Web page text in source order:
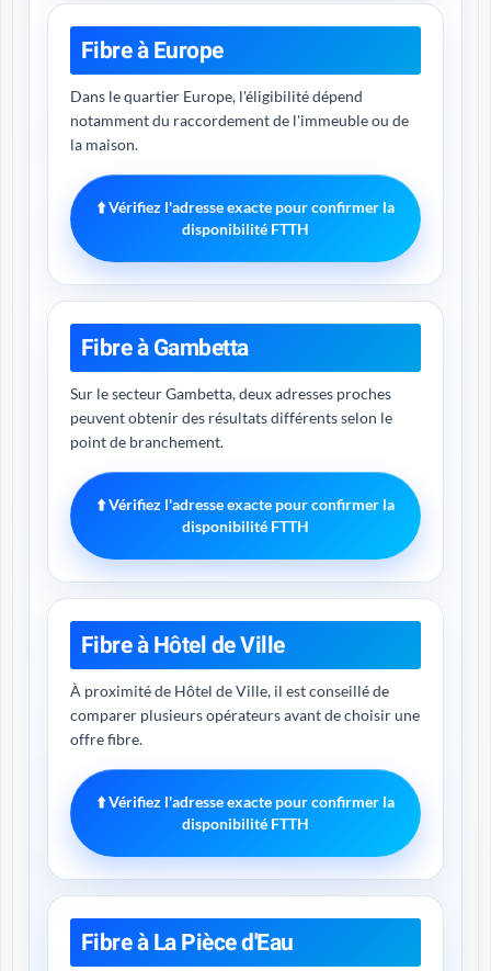
Fibre à Europe
Dans le quartier Europe, l'éligibilité dépend
notamment du raccordement de l'immeuble ou de
la maison.
⬆️ Vérifiez l'adresse exacte pour confirmer la
disponibilité FTTH
Fibre à Gambetta
Sur le secteur Gambetta, deux adresses proches
peuvent obtenir des résultats différents selon le
point de branchement.
⬆️ Vérifiez l'adresse exacte pour confirmer la
disponibilité FTTH
Fibre à Hôtel de Ville
À proximité de Hôtel de Ville, il est conseillé de
comparer plusieurs opérateurs avant de choisir une
offre fibre.
⬆️ Vérifiez l'adresse exacte pour confirmer la
disponibilité FTTH
Fibre à La Pièce d'Eau